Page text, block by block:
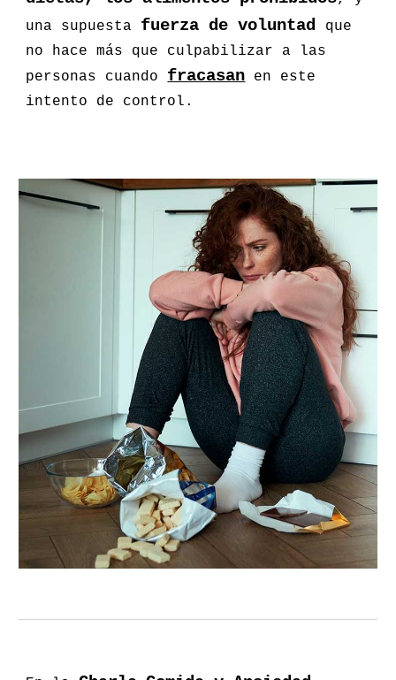
una supuesta fuerza de voluntad
que
no hace más que culpabilizar a las
personas cuando fracasan en este
intento de control.